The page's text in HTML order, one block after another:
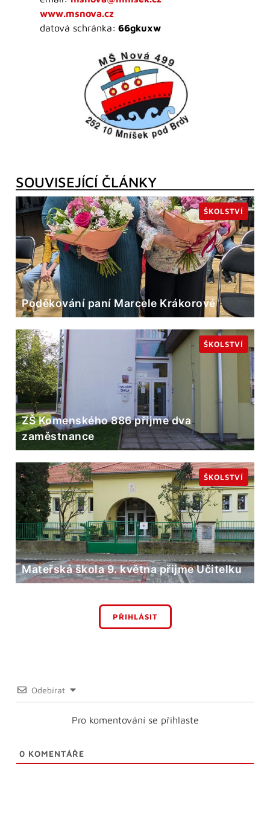
www.msnova.cz
datová schránka: 66gkuxw
SOUVISEJÍCÍ ČLÁNKY
Poděkování paní Marcele Krákorové
ŠKOLSTVÍ
ZŠ Komenského 886 přijme dva
zaměstnance
ŠKOLSTVÍ
Mateřská škola 9. května přijme Učitelku
ŠKOLSTVÍ
PŘIHLÁSIT
Odebírat
Pro komentování se přihlaste
0 KOMENTÁŘE